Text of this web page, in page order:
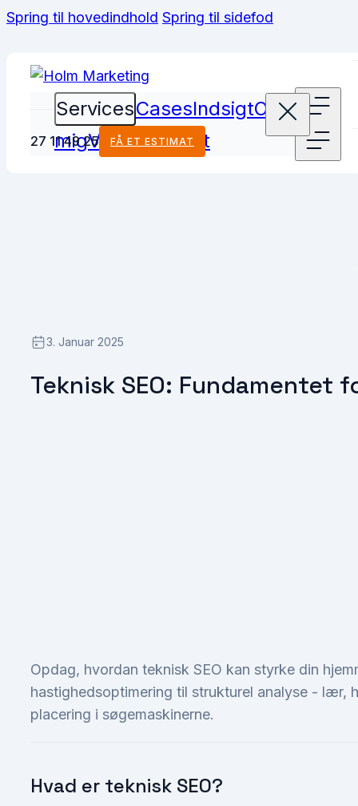
Spring til hovedindhold Spring til sidefod
ServicesCasesIndsigtOm
migVidenKontakt
27 11 49 25 FÅ ET ESTIMAT
3. Januar 2025
Teknisk SEO: Fundamentet
Opdag, hvordan teknisk SEO kan styrke din
hastighedsoptimering til strukturel analyse - lær,
placering i søgemaskinerne.
Hvad er teknisk SEO?